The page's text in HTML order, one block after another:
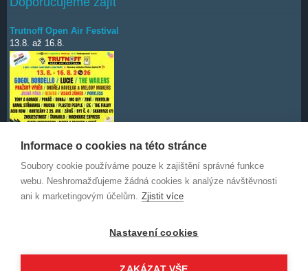
Trutnoff Open Air Festival
13.8. až 16.8.
Deep Purple
7.10.
Informace o cookies na této stránce
Soubory cookie používáme pouze k zajištění správné funkce
webu. Neshromažďujeme žádná cookies k analýze návštěvnosti
ani k marketingovým účelům. Zjistit více
Nastavení cookies